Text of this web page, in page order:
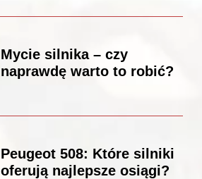
Mycie silnika – czy
naprawdę warto to robić?
Peugeot 508: Które silniki
oferują najlepsze osiągi?